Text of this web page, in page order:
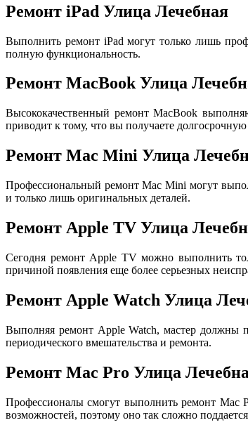
Ремонт iPad Улица Лечебная
Выполнить ремонт iPad могут только лишь
полную функциональность.
Ремонт MacBook Улица
Высококачественный ремонт MacBook
приводит к тому, что вы получаете долгосрочную
Ремонт Mac Mini Улица
Профессиональный ремонт Mac Mini могут
и только лишь оригинальных деталей.
Ремонт Apple TV Улица
Сегодня ремонт Apple TV можно выполнить
причиной появления еще более серьезных
Ремонт Apple Watch Улица
Выполняя ремонт Apple Watch, мастер должны
периодического вмешательства и ремонта.
Ремонт Mac Pro Улица
Профессионалы смогут выполнить ремонт Mac
возможностей, поэтому оно так сложно